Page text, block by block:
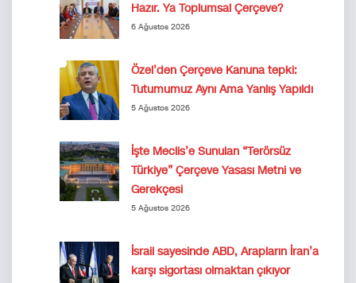
Hazır. Ya Toplumsal Çerçeve?
6 Ağustos 2026
Özel’den Çerçeve Kanuna tepki:
Tutumumuz Aynı Ama Yanlış Yapıldı
5 Ağustos 2026
İşte Meclis’e Sunulan “Terörsüz
Türkiye” Çerçeve Yasası Metni ve
Gerekçesi
5 Ağustos 2026
İsrail sayesinde ABD, Arapların İran’a
karşı sigortası olmaktan çıkıyor